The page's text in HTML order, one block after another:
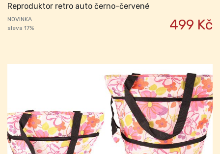
Reproduktor retro auto černo-červené
NOVINKA
sleva 17%
499 Kč